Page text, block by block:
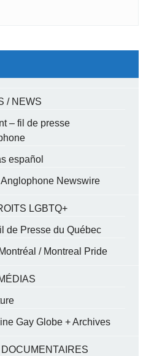
/ NEWS
– fil de presse
español
Anglophone Newswire
LGBTQ+
de Presse du Québec
/ Montreal Pride
Gay Globe + Archives